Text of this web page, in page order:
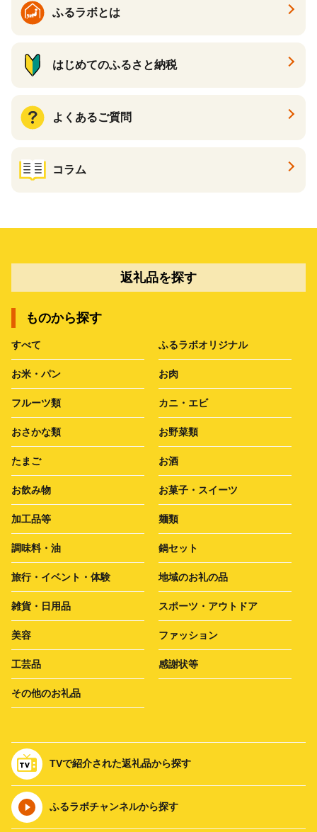
ふるラボとは
はじめてのふるさと納税
よくあるご質問
コラム
返礼品を探す
ものから探す
すべて ふるラボオリジナル
お米・パン お肉
フルーツ類 カニ・エビ
おさかな類 お野菜類
たまご お酒
お飲み物 お菓子・スイーツ
加工品等 麺類
調味料・油 鍋セット
旅行・イベント・体験 地域のお礼の品
雑貨・日用品 スポーツ・アウトドア
美容 ファッション
工芸品 感謝状等
その他のお礼品
TVで紹介された返礼品から探す
ふるラボチャンネルから探す